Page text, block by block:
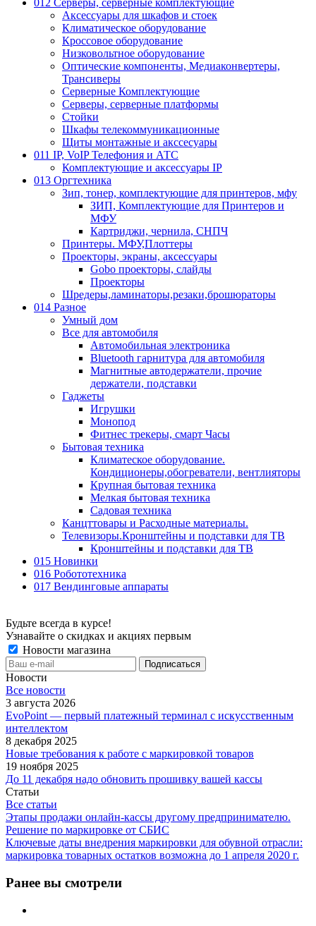
012 Серверы, серверные комплектующие
Аксессуары для шкафов и стоек
Климатическое оборудование
Кроссовое оборудование
Низковольтное оборудование
Оптические компоненты, Медиаконвертеры,
Трансиверы
Серверные Комплектующие
Серверы, серверные платформы
Стойки
Шкафы телекоммуникационные
Щиты монтажные и акссесуары
011 IP, VoIP Телефония и АТС
Комплектующие и аксессуары IP
013 Оргтехника
Зип, тонер, комплектующие для принтеров, мфу
ЗИП, Комплектующие для Принтеров и
МФУ
Картриджи, чернила, СНПЧ
Принтеры. МФУ,Плоттеры
Проекторы, экраны, аксессуары
Gobo проекторы, слайды
Проекторы
Шредеры,ламинаторы,резаки,брошюраторы
014 Разное
Умный дом
Все для автомобиля
Автомобильная электроника
Bluetooth гарнитура для автомобиля
Магнитные автодержатели, прочие
держатели, подставки
Гаджеты
Игрушки
Монопод
Фитнес трекеры, смарт Часы
Бытовая техника
Климатеское оборудование.
Кондиционеры,обогреватели, вентлияторы
Крупная бытовая техника
Мелкая бытовая техника
Садовая техника
Канцттовары и Расходные материалы.
Телевизоры.Кронштейны и подставки для ТВ
Кронштейны и подставки для ТВ
015 Новинки
016 Робототехника
017 Вендинговые аппараты
Будьте всегда в курсе!
Узнавайте о скидках и акциях первым
Новости магазина
Новости
Все новости
3 августа 2026
EvoPoint — первый платежный терминал с искусственным
интеллектом
8 декабря 2025
Новые требования к работе с маркировкой товаров
19 ноября 2025
До 11 декабря надо обновить прошивку вашей кассы
Статьи
Все статьи
Этапы продажи онлайн-кассы другому предпринимателю.
Решение по маркировке от СБИС
Ключевые даты внедрения маркировки для обувной отрасли:
маркировка товарных остатков возможна до 1 апреля 2020 г.
Ранее вы смотрели